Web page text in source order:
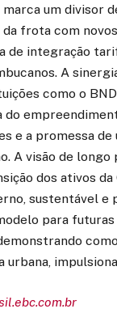
um divisor
frota com
de integração
A
como o
e a promessa
A visão de
dos ativos
sustentável e
para
urbana,